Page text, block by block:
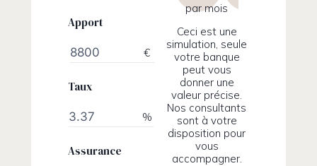
Apport
€
Taux
%
Assurance
par mois
Ceci est une
simulation, seule
votre banque
peut vous
donner une
valeur précise.
Nos consultants
sont à votre
disposition pour
vous
accompagner.